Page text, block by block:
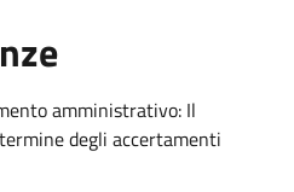
amministrativo: Il
degli accertamenti